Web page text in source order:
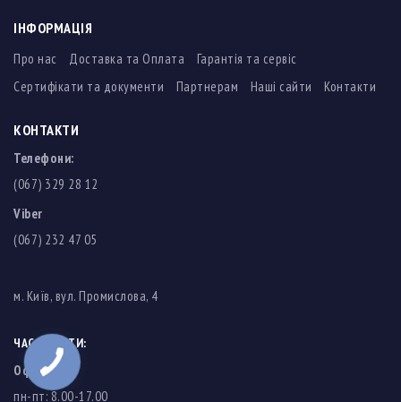
ІНФОРМАЦІЯ
Про нас Доставка та Оплата
Гарантія та сервіс
Сертифікати та документи
Партнерам Наші сайти Контакти
КОНТАКТИ
Телефони:
(067) 329 28 12
Viber
(067) 232 47 05
м. Київ, вул. Промислова, 4
ЧАС РОБОТИ:
Офіс
пн-пт: 8.00-17.00